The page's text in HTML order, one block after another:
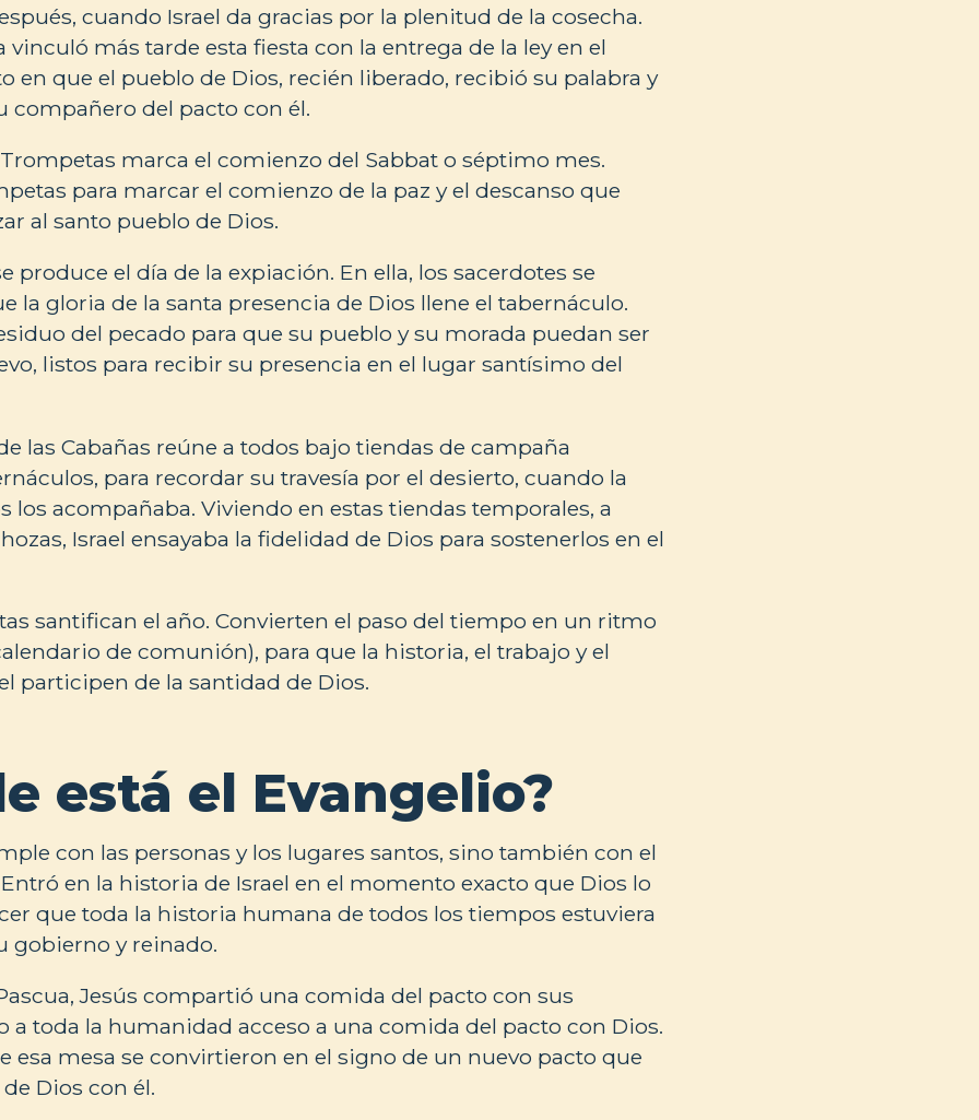
cuando Israel da gracias por la plenitud de la cosecha.
más tarde esta fiesta con la entrega de la ley en el
en que el pueblo de Dios, recién liberado, recibió su palabra y
compañero del pacto con él.
marca el comienzo del Sabbat o séptimo mes.
para marcar el comienzo de la paz y el descanso que
al santo pueblo de Dios.
produce el día de la expiación. En ella, los sacerdotes se
la gloria de la santa presencia de Dios llene el tabernáculo.
del pecado para que su pueblo y su morada puedan ser
listos para recibir su presencia en el lugar santísimo del
las Cabañas reúne a todos bajo tiendas de campaña
para recordar su travesía por el desierto, cuando la
los acompañaba. Viviendo en estas tiendas temporales, a
Israel ensayaba la fidelidad de Dios para sostenerlos en el
santifican el año. Convierten el paso del tiempo en un ritmo
de comunión), para que la historia, el trabajo y el
participen de la santidad de Dios.
está el Evangelio?
con las personas y los lugares santos, sino también con el
en la historia de Israel en el momento exacto que Dios lo
que toda la historia humana de todos los tiempos estuviera
gobierno y reinado.
Jesús compartió una comida del pacto con sus
a toda la humanidad acceso a una comida del pacto con Dios.
esa mesa se convirtieron en el signo de un nuevo pacto que
Dios con él.